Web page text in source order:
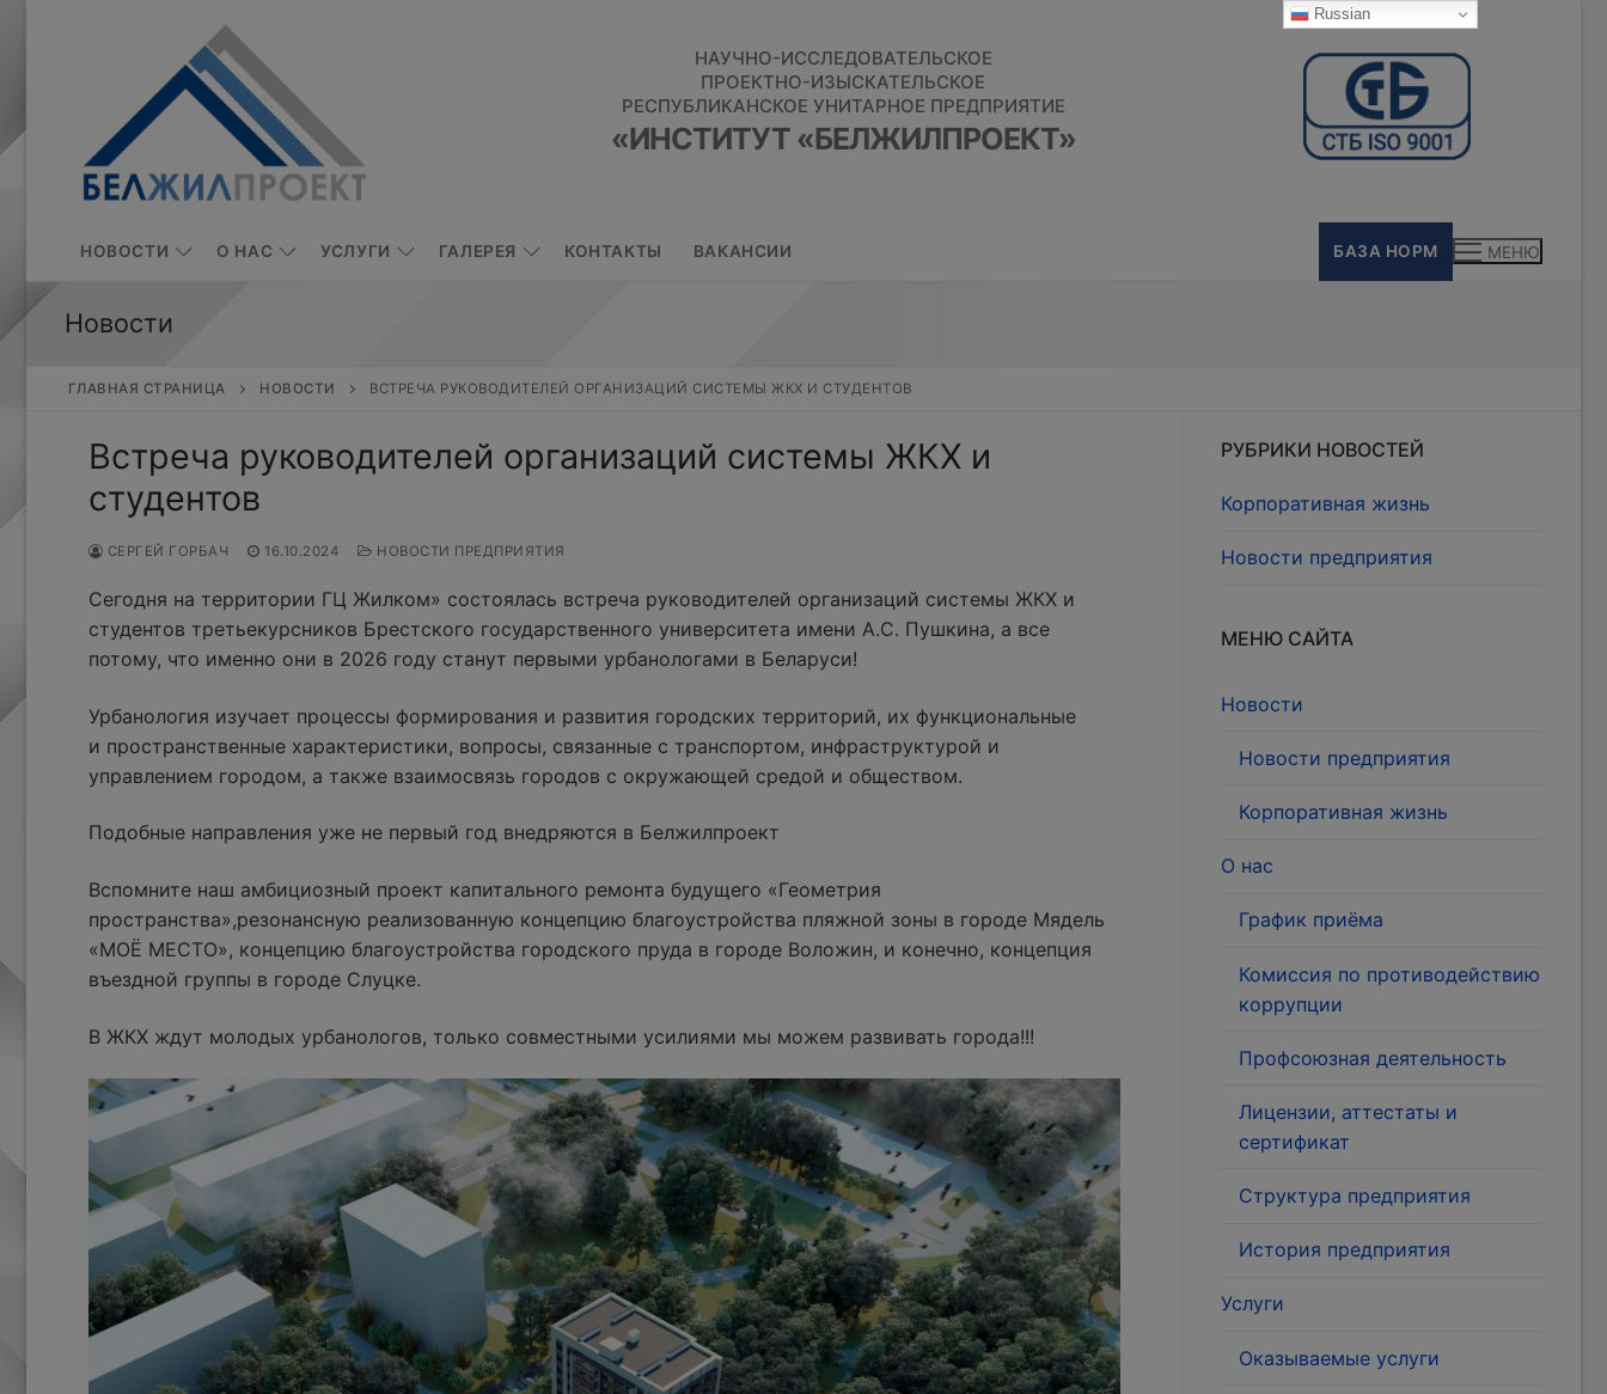
НАУЧНО-ИССЛЕДОВАТЕЛЬСКОЕ
ПРОЕКТНО-ИЗЫСКАТЕЛЬСКОЕ
РЕСПУБЛИКАНСКОЕ УНИТАРНОЕ ПРЕДПРИЯТИЕ
«ИНСТИТУТ «БЕЛЖИЛПРОЕКТ»
НОВОСТИ О НАС УСЛУГИ ГАЛЕРЕЯ КОНТАКТЫ ВАКАНСИИ БАЗА НОРМ МЕНЮ
Новости
ГЛАВНАЯ СТРАНИЦА НОВОСТИ ВСТРЕЧА РУКОВОДИТЕЛЕЙ ОРГАНИЗАЦИЙ СИСТЕМЫ ЖКХ И СТУДЕНТОВ
Встреча руководителей организаций системы ЖКХ и
студентов
СЕРГЕЙ ГОРБАЧ 16.10.2024 НОВОСТИ ПРЕДПРИЯТИЯ
Сегодня на территории ГЦ Жилком» состоялась встреча руководителей организаций системы ЖКХ и
студентов третьекурсников Брестского государственного университета имени А.С. Пушкина, а все
потому, что именно они в 2026 году станут первыми урбанологами в Беларуси!
Урбанология изучает процессы формирования и развития городских территорий, их функциональные
и пространственные характеристики, вопросы, связанные с транспортом, инфраструктурой и
управлением городом, а также взаимосвязь городов с окружающей средой и обществом.
Подобные направления уже не первый год внедряются в Белжилпроект
Вспомните наш амбициозный проект капитального ремонта будущего «Геометрия
пространства»,резонансную реализованную концепцию благоустройства пляжной зоны в городе Мядель
«МОЁ МЕСТО», концепцию благоустройства городского пруда в городе Воложин, и конечно, концепция
въездной группы в городе Слуцке.
В ЖКХ ждут молодых урбанологов, только совместными усилиями мы можем развивать города!!!
РУБРИКИ НОВОСТЕЙ
Корпоративная жизнь
Новости предприятия
МЕНЮ САЙТА
Новости
Новости предприятия
Корпоративная жизнь
О нас
График приёма
Комиссия по противодействию
коррупции
Профсоюзная деятельность
Лицензии, аттестаты и
сертификат
Структура предприятия
История предприятия
Услуги
Оказываемые услуги
Russian